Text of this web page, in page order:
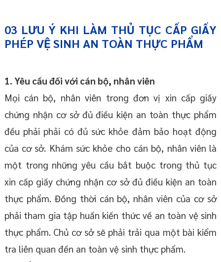
03 LƯU Ý KHI LÀM THỦ TỤC CẤP GIẤY
PHÉP VỆ SINH AN TOÀN THỰC PHẨM
1. Yêu cầu đối với cán bộ, nhân viên
Mọi cán bộ, nhân viên trong đơn vị xin cấp giấy
chứng nhận cơ sở đủ điều kiện an toàn thực phẩm
đều phải phải có đủ sức khỏe đảm bảo hoạt động
của cơ sở. Khám sức khỏe cho cán bộ, nhân viên là
một trong những yêu cầu bắt buộc trong thủ tục
xin cấp giấy chứng nhận cơ sở đủ điều kiện an toàn
thực phẩm. Đồng thời cán bộ, nhân viên của cơ sở
phải tham gia tập huấn kiến thức về an toàn vệ sinh
thực phẩm. Chủ cơ sở sẽ phải trải qua một bài kiểm
tra liên quan đến an toàn vệ sinh thực phẩm.